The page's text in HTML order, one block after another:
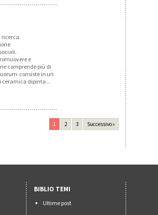
ricerca
e
comprende più di
consiste in un
ceramica dipinta...
1 2 3 Successivo »
BIBLIO TEMI
Ultime post